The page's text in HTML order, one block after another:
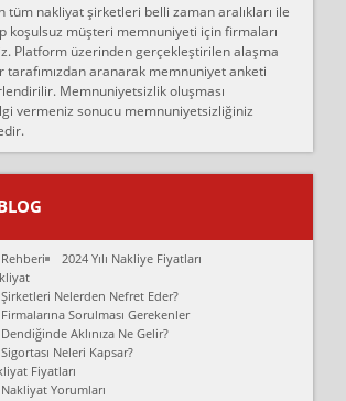
tel 5465524025. 2600 TL'ye ankaradan
la anlaştık bu şahıs evin taşınacağı gün
getirtmek için anlaştım sözleşme yaptım.
mecburiyetten tasittim.. bu kişiler ağrılı
sonra uraya asansör kurulmaz dediler
Evimi taşıdım yani İstanbul'un bir
Mahallesi'ne yani Ümraniye bölgesinde
tüm nakliyat şirketleri belli zaman aralıkları ile
koşulsuz müşteri memnuniyeti için firmaları
Platform üzerinden gerçekleştirilen alaşma
aranarak memnuniyet anketi
Memnuniyetsizlik oluşması
vermeniz sonucu memnuniyetsizliğiniz
2024 Yılı Nakliye Fiyatları
Nelerden Nefret Eder?
Sorulması Gerekenler
Aklınıza Ne Gelir?
Neleri Kapsar?
Fiyatları
Yorumları